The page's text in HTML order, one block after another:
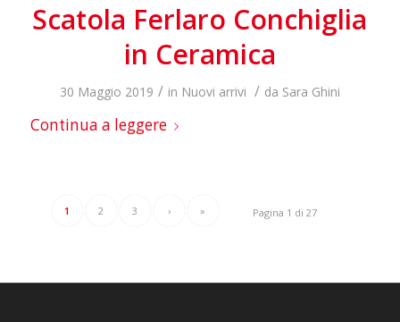
Scatola Ferlaro Conchiglia
in Ceramica
30 Maggio 2019 / in Nuovi arrivi / da Sara Ghini
Continua a leggere
Pagina 1 di 27
1 2 3 › »